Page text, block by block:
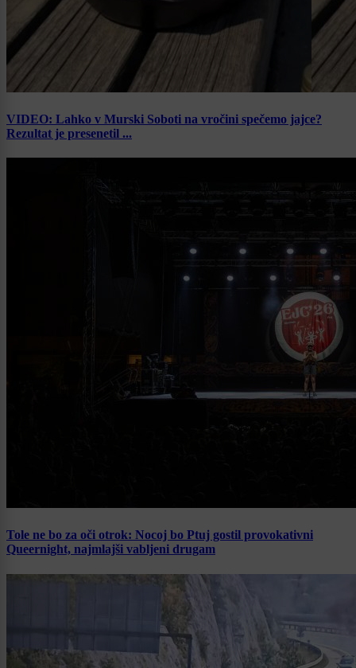
VIDEO: Lahko v Murski Soboti na vročini spečemo jajce?
Rezultat je presenetil ...
Tole ne bo za oči otrok: Nocoj bo Ptuj gostil provokativni
Queernight, najmlajši vabljeni drugam